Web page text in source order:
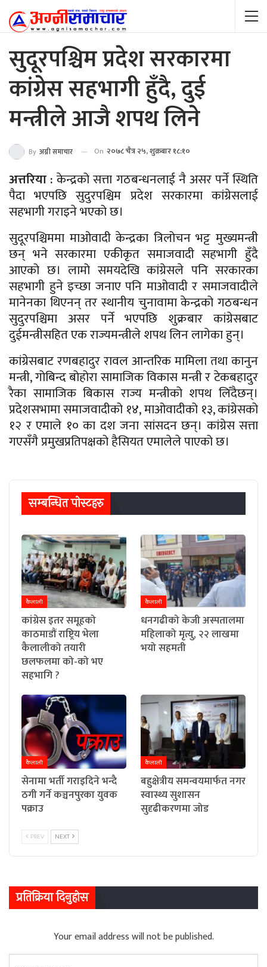
सुदूरपश्चिम प्रदेश सरकारमा
कांग्रेस सहभागी हुँदै, दुई
मन्त्रीले आजै शपथ लिने
By अग्नी समाचार On २०७८ चैत्र २५, शुक्रबार १८:१०
अत्तरिया : केन्द्रको सत्ता गठबन्धनलाई नै असर पर्ने स्थिति
पैदा भएपछि सुदुरपश्चिम प्रदेश सरकारमा कांग्रेसलाई
सहभागी गराइने भएको छ।
सुदूरपश्चिममा माओवादी केन्द्रका त्रिलोचन भट्ट मुख्यमन्त्री
छन् भने सरकारमा एकीकृत समाजवादी सहभागी हुँदै
आएको छ। लामो समयदेखि कांग्रेसले पनि सरकारका
सहभागी हुने इच्छा जनाए पनि माओवादी र समाजवादीले
मानेनका थिएनन् तर स्थानीय चुनावामा केन्द्रको गठबन्धन
सुदुरपश्चिमा असर पर्ने भएपछि शुक्रबार कांग्रेसबाट
दुईमन्त्रीसहित एक राज्यमन्त्रीले शपथ लिन लागेका हुन्।
कांग्रेसबाट रणबहादुर रावल आन्तरिक मामिला तथा कानुन
मन्त्री, गोबिन्द बोहोरा सामाजिक विकास मन्त्री र टेकबहादुर
रैका सामाजिक बिकास राज्य मन्त्रीको शपथ लिँदैछन्।
प्रदेशसभामा समाजवादीको १४, माओवादीको १३, कांग्रेसको
१२ र एमाले १० का दश जना सांसदन छन्। कांग्रेस सत्ता
गएसँगै प्रमुखप्रतिपक्षको हैसियत एमालेले पाएको छ।
सम्बन्धित पाेस्टहरु
कैलाली
कांग्रेस इतर समूहको
काठमाडौं राष्ट्रिय भेला
कैलालीको तयारी
छलफलमा को-को भए
सहभागि ?
कैलाली
धनगढीको केजी अस्पतालमा
महिलाको मृत्यु, २२ लाखमा
भयो सहमती
कैलाली
सेनामा भर्ती गराइदिने भन्दै
ठगी गर्ने कञ्चनपुरका युवक
पक्राउ
कैलाली
बहुक्षेत्रीय समन्वयमार्फत नगर
स्वास्थ्य सुशासन
सुदृढीकरणमा जोड
PREV NEXT
प्रतिक्रिया दिनुहोस
Your email address will not be published.